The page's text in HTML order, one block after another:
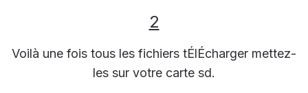
2
Voilà une fois tous les fichiers tÉlÉcharger mettez-
les sur votre carte sd.